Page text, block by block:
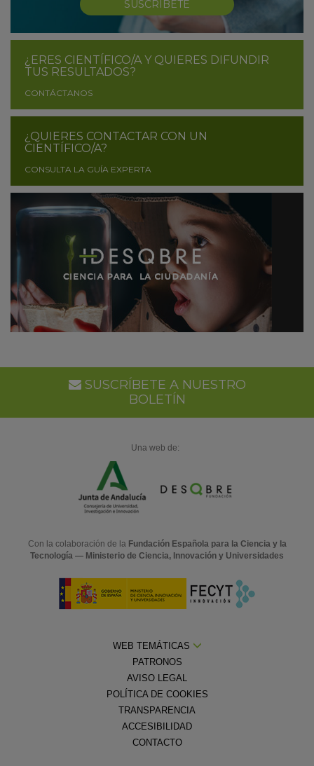
SUSCRÍBETE
¿ERES CIENTÍFICO/A Y QUIERES DIFUNDIR
TUS RESULTADOS?
CONTÁCTANOS
¿QUIERES CONTACTAR CON UN
CIENTÍFICO/A?
CONSULTA LA GUÍA EXPERTA
SUSCRÍBETE A NUESTRO
BOLETÍN
Una web de:
Con la colaboración de la Fundación Española para la Ciencia y la
Tecnología — Ministerio de Ciencia, Innovación y Universidades
WEB TEMÁTICAS
PATRONOS
AVISO LEGAL
POLÍTICA DE COOKIES
TRANSPARENCIA
ACCESIBILIDAD
CONTACTO